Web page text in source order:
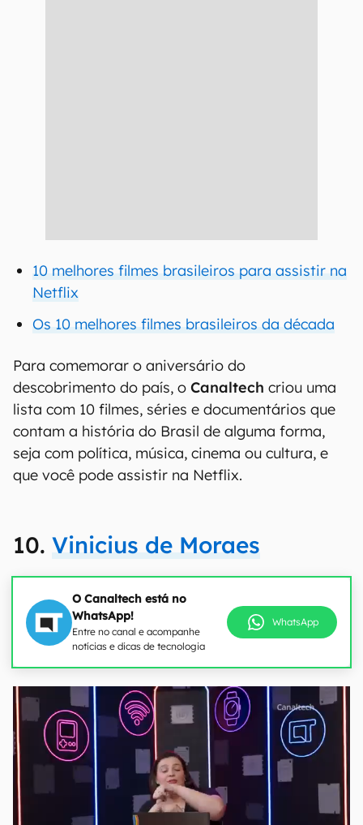
10 melhores filmes brasileiros para assistir na
Netflix
Os 10 melhores filmes brasileiros da década
Para comemorar o aniversário do
descobrimento do país, o Canaltech criou uma
lista com 10 filmes, séries e documentários que
contam a história do Brasil de alguma forma,
seja com política, música, cinema ou cultura, e
que você pode assistir na Netflix.
10. Vinicius de Moraes
O Canaltech está no
WhatsApp!
Entre no canal e acompanhe
notícias e dicas de tecnologia
WhatsApp